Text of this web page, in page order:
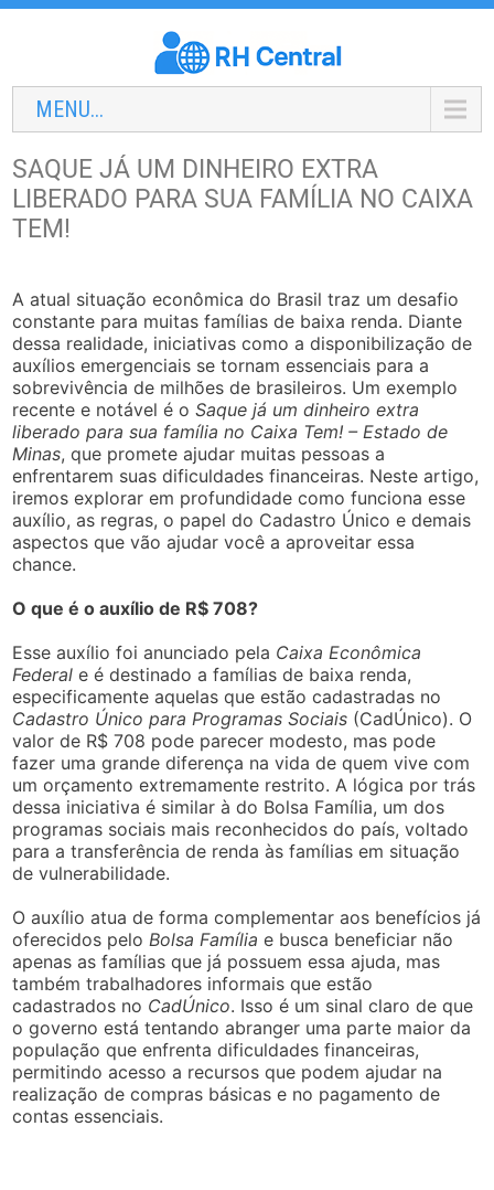
MENU...
SAQUE JÁ UM DINHEIRO EXTRA
LIBERADO PARA SUA FAMÍLIA NO CAIXA
TEM!
A atual situação econômica do Brasil traz um desafio
constante para muitas famílias de baixa renda. Diante
dessa realidade, iniciativas como a disponibilização de
auxílios emergenciais se tornam essenciais para a
sobrevivência de milhões de brasileiros. Um exemplo
recente e notável é oSaque já um dinheiro extra
liberado para sua família no Caixa Tem! – Estado de
Minas, que promete ajudar muitas pessoas a
enfrentarem suas dificuldades financeiras. Neste artigo,
iremos explorar em profundidade como funciona esse
auxílio, as regras, o papel do Cadastro Único e demais
aspectos que vão ajudar você a aproveitar essa
chance.
O que é o auxílio de R$ 708?
Esse auxílio foi anunciado pela Caixa Econômica
Federal e é destinado a famílias de baixa renda,
especificamente aquelas que estão cadastradas no
Cadastro Único para Programas Sociais (CadÚnico). O
valor de R$ 708 pode parecer modesto, mas pode
fazer uma grande diferença na vida de quem vive com
um orçamento extremamente restrito. A lógica por trás
dessa iniciativa é similar à do Bolsa Família, um dos
programas sociais mais reconhecidos do país, voltado
para a transferência de renda às famílias em situação
de vulnerabilidade.
O auxílio atua de forma complementar aos benefícios já
oferecidos peloBolsa Família e busca beneficiar não
apenas as famílias que já possuem essa ajuda, mas
também trabalhadores informais que estão
cadastrados no CadÚnico. Isso é um sinal claro de que
o governo está tentando abranger uma parte maior da
população que enfrenta dificuldades financeiras,
permitindo acesso a recursos que podem ajudar na
realização de compras básicas e no pagamento de
contas essenciais.